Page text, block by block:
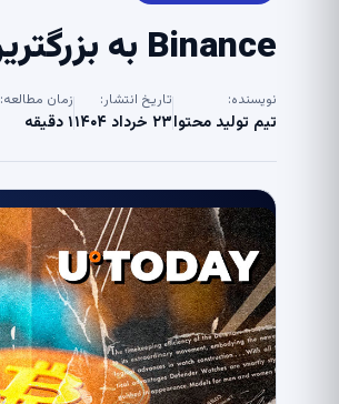
Binance به بزرگترین حمام خون بیت کوین در تاریخ تبدیل شده است
نویسنده:
تیم تولید محتوا
تاریخ انتشار:
۲۳ خرداد ۱۴۰۴
زمان مطالعه:
۱ دقیقه